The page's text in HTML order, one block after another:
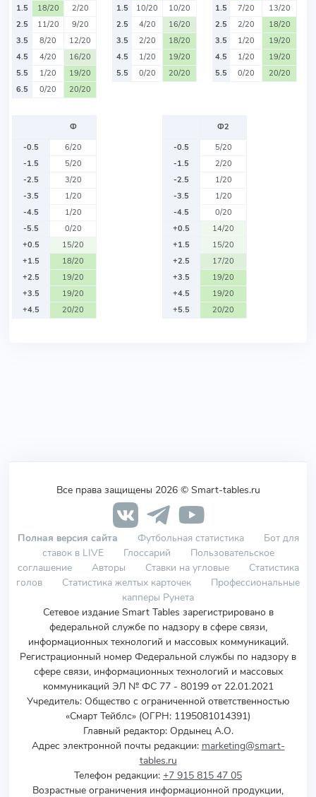
1.5
18/20
2/20
2.5
11/20
9/20
3.5
8/20
12/20
4.5
4/20
16/20
5.5
1/20
19/20
6.5
0/20 20/20
1.5
10/20
10/20
2.5
4/20
16/20
3.5
2/20
18/20
4.5
1/20
19/20
5.5
0/20 20/20
1.5
7/20
13/20
2.5
2/20
18/20
3.5
1/20
19/20
4.5
1/20
19/20
5.5
0/20 20/20
Ф
-0.5
6/20
-1.5
5/20
-2.5
3/20
-3.5
1/20
-4.5
1/20
-5.5
0/20
+0.5
15/20
+1.5
18/20
+2.5
19/20
+3.5
19/20
+4.5
20/20
Ф2
-0.5
5/20
-1.5
2/20
-2.5
1/20
-3.5
1/20
-4.5
0/20
+0.5
14/20
+1.5
15/20
+2.5
17/20
+3.5
19/20
+4.5
19/20
+5.5
20/20
Все права защищены 2026 © Smart-tables.ru
Полная версия сайта Футбольная статистика
Бот для
ставок в LIVE
Глоссарий
Пользовательское
соглашение
Авторы Ставки на угловые
Статистика
голов
Статистика желтых карточек
Профессиональные
капперы Рунета
Сетевое издание Smart Tables зарегистрировано в
федеральной службе по надзору в сфере связи,
информационных технологий и массовых коммуникаций.
Регистрационный номер Федеральной службы по надзору в
сфере связи, информационных технологий и массовых
коммуникаций ЭЛ № ФС 77 - 80199 от 22.01.2021
Учредитель: Общество с ограниченной ответственностью
«Смарт Тейблс» (ОГРН: 1195081014391)
Главный редактор: Ордынец А.О.
Адрес электронной почты редакции: marketing@smart-
tables.ru
Телефон редакции: +7 915 815 47 05
Возрастные ограничения информационной продукции,